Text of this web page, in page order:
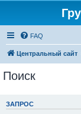
FAQ
Центральный сайт
Поиск
ЗАПРОС